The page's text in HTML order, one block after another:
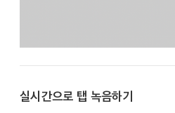
실시간으로 탭 녹음하기